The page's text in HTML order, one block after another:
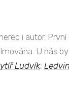
i autor.
U nás
Ludvík,